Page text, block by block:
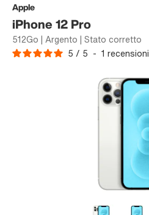
Apple
iPhone 12 Pro
512Go | Argento | Stato corretto
5 / 5 - 1 recensioni